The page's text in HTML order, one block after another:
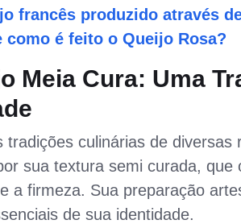
francês produzido através
como é feito o Queijo Rosa?
Meia Cura: Uma
tradições culinárias de
sua textura semi curada,
a firmeza. Sua preparação
de sua identidade.